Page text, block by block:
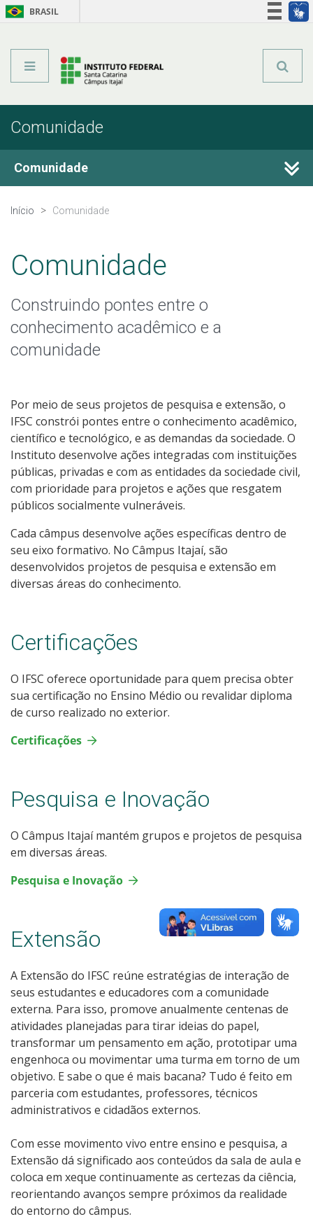
BRASIL
Comunidade
Comunidade
Certificações
Extensão
Latin Practice
Chamadas Públicas
Laqua
Início Comunidade
Comunidade
Construindo pontes entre o
conhecimento acadêmico e a
comunidade
Por meio de seus projetos de pesquisa e extensão, o
IFSC constrói pontes entre o conhecimento acadêmico,
científico e tecnológico, e as demandas da sociedade. O
Instituto desenvolve ações integradas com instituições
públicas, privadas e com as entidades da sociedade civil,
com prioridade para projetos e ações que resgatem
públicos socialmente vulneráveis.
Cada câmpus desenvolve ações específicas dentro de
seu eixo formativo. No Câmpus Itajaí, são
desenvolvidos projetos de pesquisa e extensão em
diversas áreas do conhecimento.
Certificações
O IFSC oferece oportunidade para quem precisa obter
sua certificação no Ensino Médio ou revalidar diploma
de curso realizado no exterior.
Certificações
Pesquisa e Inovação
O Câmpus Itajaí mantém grupos e projetos de pesquisa
em diversas áreas.
Pesquisa e Inovação
Extensão
A Extensão do IFSC reúne estratégias de interação de
seus estudantes e educadores com a comunidade
externa. Para isso, promove anualmente centenas de
atividades planejadas para tirar ideias do papel,
transformar um pensamento em ação, prototipar uma
engenhoca ou movimentar uma turma em torno de um
objetivo. E sabe o que é mais bacana? Tudo é feito em
parceria com estudantes, professores, técnicos
administrativos e cidadãos externos.
Com esse movimento vivo entre ensino e pesquisa, a
Extensão dá significado aos conteúdos da sala de aula e
coloca em xeque continuamente as certezas da ciência,
reorientando avanços sempre próximos da realidade
do entorno do câmpus.